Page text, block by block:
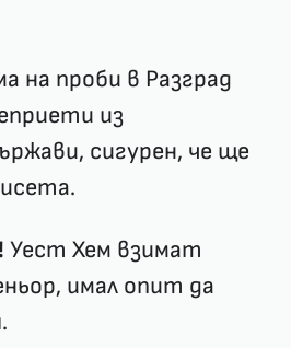
на проби в Разград
из
сигурен, че ще
Уест Хем взимат
имал опит да